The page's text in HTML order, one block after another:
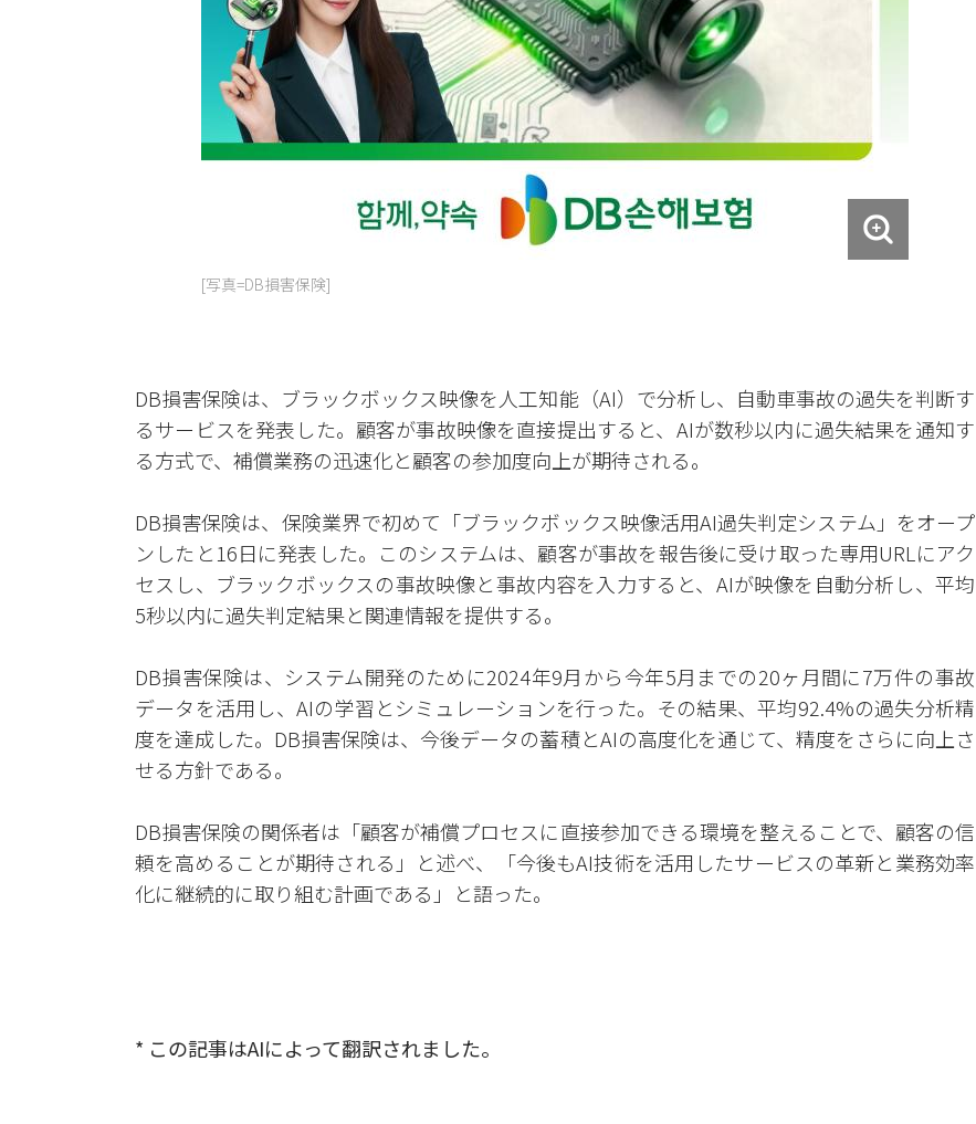
[写真=DB損害保険]
DB損害保険は、ブラックボックス映像を人工知能（AI）で分析し、自動車事故の過失を判断す
るサービスを発表した。顧客が事故映像を直接提出すると、AIが数秒以内に過失結果を通知す
る方式で、補償業務の迅速化と顧客の参加度向上が期待される。
DB損害保険は、保険業界で初めて「ブラックボックス映像活用AI過失判定システム」をオープ
ンしたと16日に発表した。このシステムは、顧客が事故を報告後に受け取った専用URLにアク
セスし、ブラックボックスの事故映像と事故内容を入力すると、AIが映像を自動分析し、平均
5秒以内に過失判定結果と関連情報を提供する。
DB損害保険は、システム開発のために2024年9月から今年5月までの20ヶ月間に7万件の事故
データを活用し、AIの学習とシミュレーションを行った。その結果、平均92.4%の過失分析精
度を達成した。DB損害保険は、今後データの蓄積とAIの高度化を通じて、精度をさらに向上さ
せる方針である。
DB損害保険の関係者は「顧客が補償プロセスに直接参加できる環境を整えることで、顧客の信
頼を高めることが期待される」と述べ、「今後もAI技術を活用したサービスの革新と業務効率
化に継続的に取り組む計画である」と語った。
* この記事はAIによって翻訳されました。